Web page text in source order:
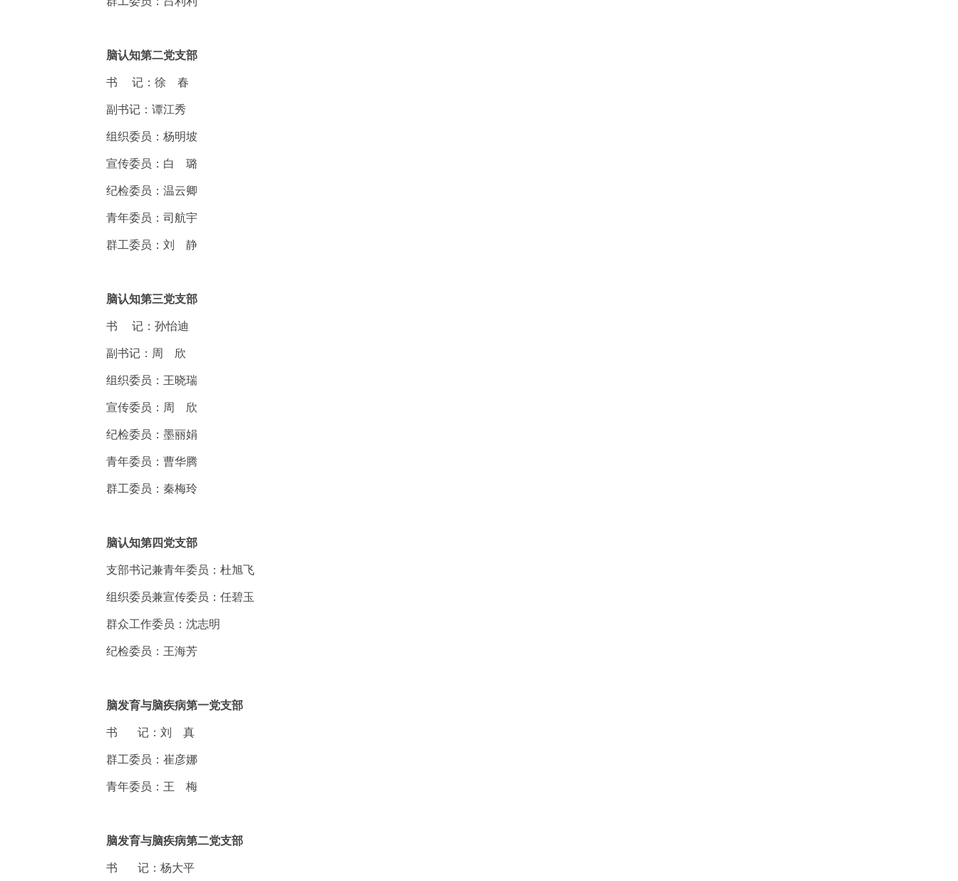
脑认知第二党支部
书 记：徐 春
副书记：谭江秀
组织委员：杨明坡
宣传委员：白 璐
纪检委员：温云卿
青年委员：司航宇
群工委员：刘 静
脑认知第三党支部
书 记：孙怡迪
副书记：周 欣
组织委员：王晓瑞
宣传委员：周 欣
纪检委员：墨丽娟
青年委员：曹华腾
群工委员：秦梅玲
脑认知第四党支部
支部书记兼青年委员：杜旭飞
组织委员兼宣传委员：任碧玉
群众工作委员：沈志明
纪检委员：王海芳
脑发育与脑疾病第一党支部
书 记：刘 真
群工委员：崔彦娜
青年委员：王 梅
脑发育与脑疾病第二党支部
书 记：杨大平